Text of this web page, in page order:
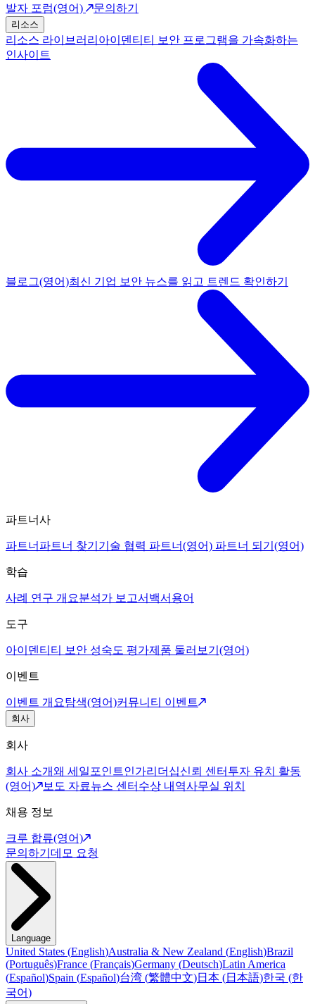
발자 포럼(영어)
문의하기
리소스
리소스 라이브러리 아이덴티티 보안 프로그램을 가속화하는
인사이트
블로그(영어)최신 기업 보안 뉴스를 읽고 트렌드 확인하기
파트너사
파트너 파트너 찾기 기술 협력 파트너(영어) 파트너 되기(영어)
학습
사례 연구 개요분석가 보고서 백서 용어
도구
아이덴티티 보안 성숙도 평가제품 둘러보기(영어)
이벤트
이벤트 개요탐색(영어)커뮤니티 이벤트
회사
회사
회사 소개왜 세일포인트인가리더십신뢰 센터 투자 유치 활동
(영어)
보도 자료뉴스 센터 수상 내역사무실 위치
채용 정보
크루 합류(영어)
문의하기 데모 요청
Language
United States (English)Australia & New Zealand (English)Brazil
(Português)France (Français)Germany (Deutsch)Latin America
(Español)Spain (Español)台湾 (繁體中文)日本 (日本語)한국 (한
국어)